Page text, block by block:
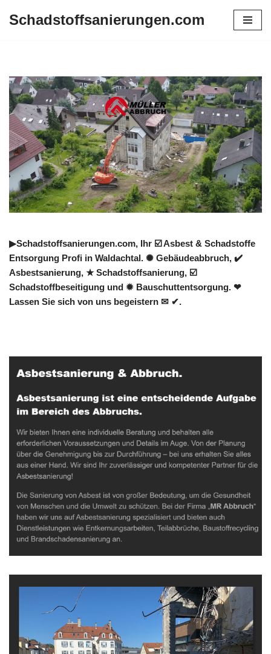
Schadstoffsanierungen.com
▶︎Schadstoffsanierungen.com, Ihr ☑️ Asbest & Schadstoffe
Entsorgung Profi in Waldachtal. ✺ Gebäudeabbruch, ✔️
Asbestsanierung, ★ Schadstoffsanierung, ☑️
Schadstoffbeseitigung und ✹ Bauschuttentsorgung. ❤
Lassen Sie sich von uns begeistern ✉ ✔.